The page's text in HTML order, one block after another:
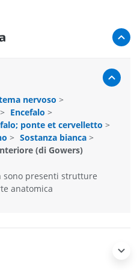
nervoso >
> Encefalo >
ponte et cervelletto >
> Sostanza bianca >
(di Gowers)
sono presenti strutture
anatomica